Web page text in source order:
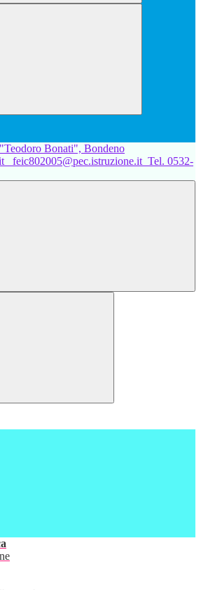
feic802005@pec.istruzione.it Tel. 0532-